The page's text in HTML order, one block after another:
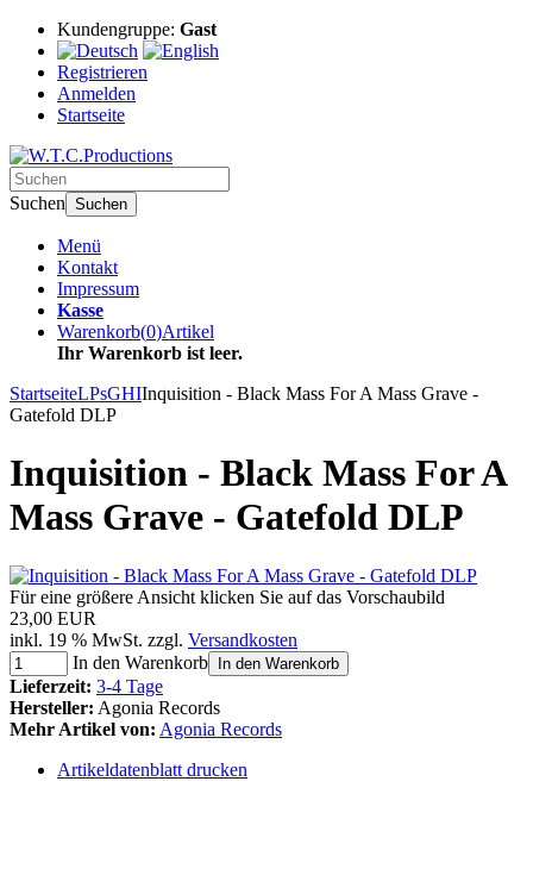
Kundengruppe: Gast
Registrieren
Anmelden
Startseite
Suchen Suchen
Menü
Kontakt
Impressum
Kasse
Warenkorb(0)Artikel
Ihr Warenkorb ist leer.
StartseiteLPsGHIInquisition - Black Mass For A Mass Grave -
Gatefold DLP
Inquisition - Black Mass For A
Mass Grave - Gatefold DLP
Für eine größere Ansicht klicken Sie auf das Vorschaubild
23,00 EUR
inkl. 19 % MwSt. zzgl. Versandkosten
In den Warenkorb
In den Warenkorb
Lieferzeit: 3-4 Tage
Hersteller: Agonia Records
Mehr Artikel von: Agonia Records
Artikeldatenblatt drucken